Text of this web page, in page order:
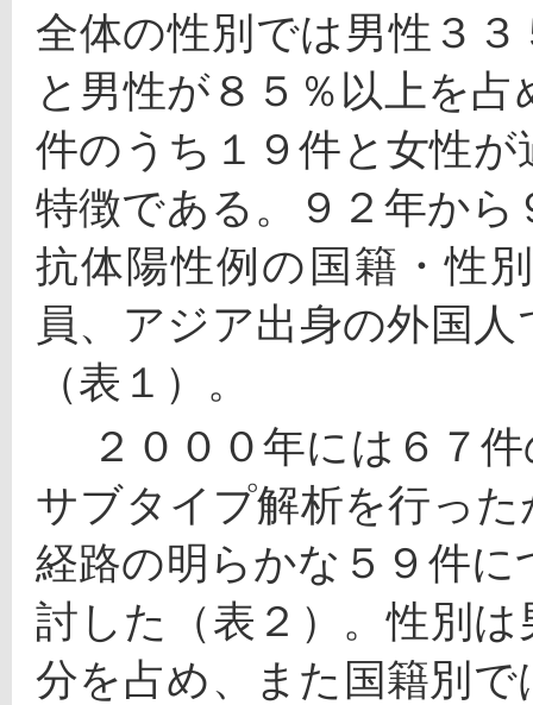
全体の性別では男性３
と男性が８５％以上を
件のうち１９件と女性
特徴である。９２年か
抗体陽性例の国籍・性
員、アジア出身の外国
（表１）。
サブタイプ解析を行っ
経路の明らかな５９件
討した（表２）。性別
分を占め、また国籍別